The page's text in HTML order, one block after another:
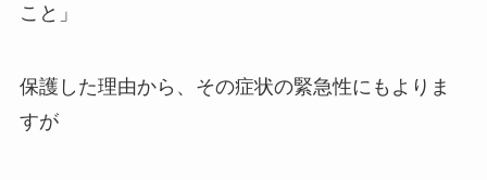
こと」
保護した理由から、その症状の緊急性にもよりま
すが